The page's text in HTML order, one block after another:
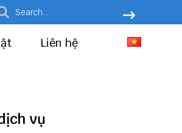
Liên hệ
vụ